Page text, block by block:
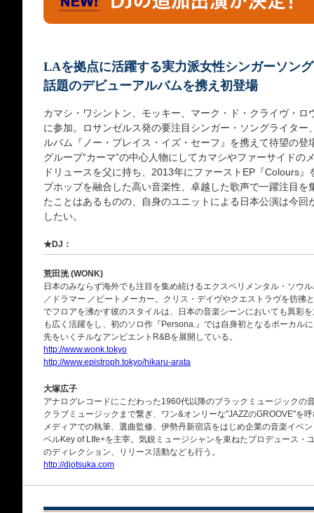
LAを拠点に活躍する実力派女性シンガーソン
話題のデビューアルバムを携え初登場
カマシ・ワシントン、モッキー、マーク・ド・クライヴ・ロ
に参加。ロサンゼルス発の要注目シンガー・ソングライタ
ルバム『ノー・プレイス・イズ・セーフ』を携えて待望の
グループ“カーマ”の中心人物にしてカマシやファーサイドの
ドリュースを父に持ち、2013年にファーストEP『Colours
プホップを融合した高い音楽性、卓越した歌声で一躍注目
たことはあるものの、自身のユニットによる日本公演は今
したい。
★DJ：
荒田洸 (WONK)
日本のみならず海外でも注目を集め続けるエクスペリメンタル・ソウル
／ドラマー ／ビートメーカー。クリス・デイヴやクエストラヴを彷彿
でフロアを沸かす彼のスタイルは、日本の音楽シーンにおいても異彩
も広く活躍をし、初のソロ作『Persona.』では自身初となるボーカル
先をいくチルなアンビエントR&Bを展開している。
http://www.wonk.tokyo
http://www.epistroph.tokyo/hikaru-arata
大塚広子
アナログレコードにこだわった1960代以降のブラックミュージックの
クラブミュージックまで繋ぎ、ワン&オンリーな"JAZZのGROOVE"を
メディアでの執筆、選曲監修、伊勢丹新宿店をはじめ企業の音楽イベ
ベルKey of LIfe+を主宰。気鋭ミュージシャンを束ねたプロデュース・
のディレクション、リリース活動なども行う。
http://djotsuka.com